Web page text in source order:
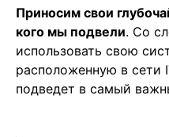
Приносим свои
кого мы подвели. Со
использовать свою
расположенную в сети
подведет в самый